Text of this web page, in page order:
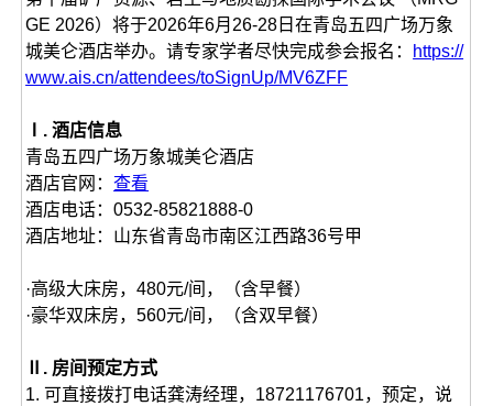
GE 2026）将于2026年6月26-28日在青岛五四广场万象
城美仑酒店举办。请专家学者尽快完成参会报名：
https://
www.ais.cn/attendees/toSignUp/MV6ZFF
Ⅰ. 酒店信息
青岛五四广场万象城美仑酒店
酒店官网：查看
酒店电话：0532-85821888-0
酒店地址：山东省青岛市南区江西路36号甲
·高级大床房，480元/间，（含早餐）
·豪华双床房，560元/间，（含双早餐）
Ⅱ. 房间预定方式
1. 可直接拨打电话龚涛经理，18721176701，预定，说